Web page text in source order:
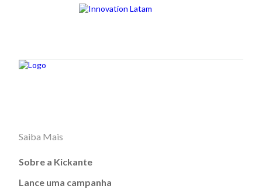
Saiba Mais
Sobre a Kickante
Lance uma campanha